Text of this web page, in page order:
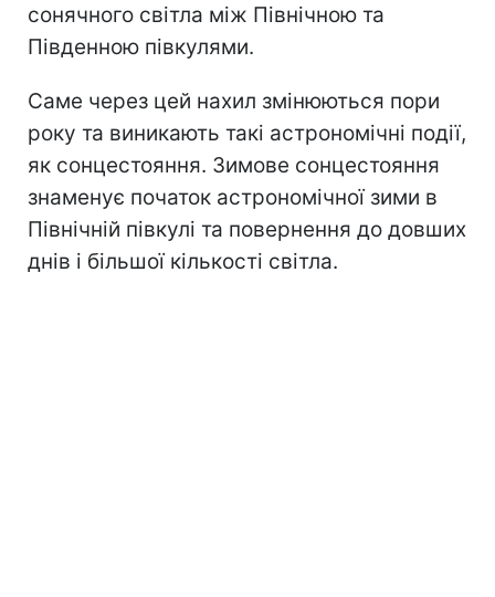
сонячного світла між Північною та
Південною півкулями.
Саме через цей нахил змінюються пори
року та виникають такі астрономічні події,
як сонцестояння. Зимове сонцестояння
знаменує початок астрономічної зими в
Північній півкулі та повернення до довших
днів і більшої кількості світла.